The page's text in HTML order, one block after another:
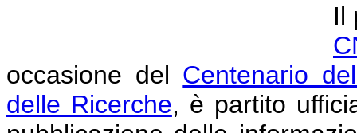
Il
occasione del Centenario
delle Ricerche, è partito